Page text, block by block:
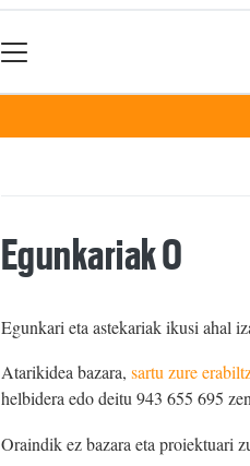
Egunkariak 0
Egunkari eta astekariak ikusi ahal
Atarikidea bazara, sartu zure
helbidera edo deitu 943 655 695
Oraindik ez bazara eta proiektuari